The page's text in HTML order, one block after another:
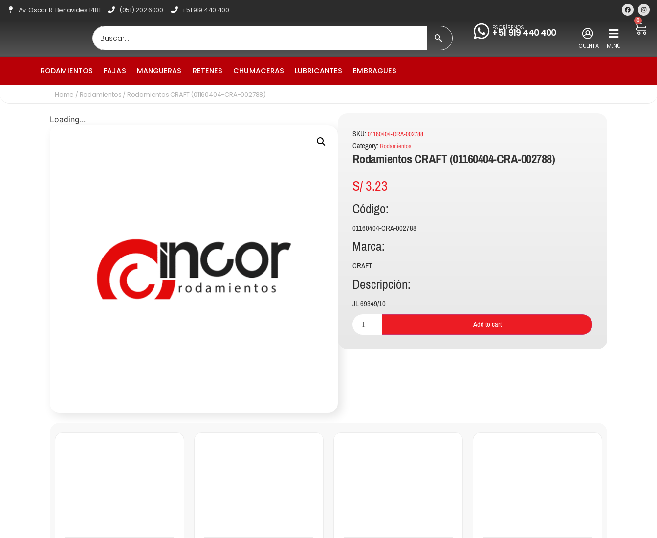
Av. Oscar R. Benavides 1481 (051) 202 6000 +51 919 440 400
ESCRÍBENOS
+51 919 440 400
CUENTA MENÚ
0
RODAMIENTOS FAJAS MANGUERAS RETENES CHUMACERAS LUBRICANTES EMBRAGUES
Home / Rodamientos / Rodamientos CRAFT (01160404-CRA-002788)
Loading...
SKU:01160404-CRA-002788
Category: Rodamientos
Rodamientos CRAFT (01160404-CRA-002788)
S/3.23
Código:
01160404-CRA-002788
Marca:
CRAFT
Descripción:
JL 69349/10
Add to cart